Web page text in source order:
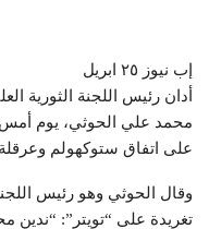
إب نيوز ٢٥ ابريل
أدان رئيس اللجنة الثورية
محمد علي الحوثي، يوم أمس
على اتفاق ستوكهولم وعرقلة
وقال الحوثي وهو رئيس
تغريدة على “تويتر”: “ندين